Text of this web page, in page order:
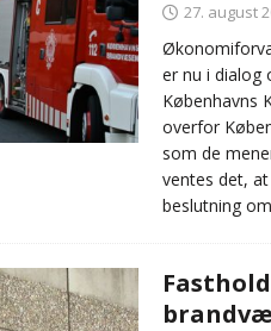
27. august
er nu i dialog
Københavns
overfor
som de
ventes det,
beslutning